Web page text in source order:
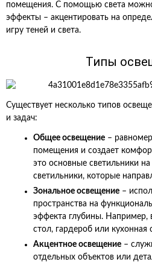
помещения. С помощью света
эффекты – акцентировать на
игру теней и света.
Типы
Существует несколько типов
и задач:
Общее освещение –
помещения и создает
это основные светильники
светильники, которые
Зональное освещение –
пространства на
эффекта глубины. Например,
стол, гардероб или кухонная
Акцентное освещение –
отдельных объектов или